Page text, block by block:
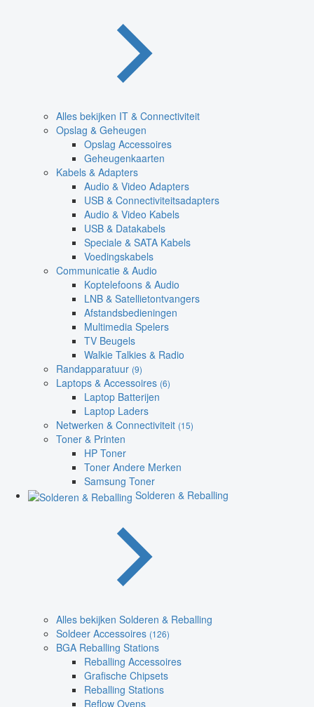
Alles bekijken IT & Connectiviteit
Opslag & Geheugen
Opslag Accessoires
Geheugenkaarten
Kabels & Adapters
Audio & Video Adapters
USB & Connectiviteitsadapters
Audio & Video Kabels
USB & Datakabels
Speciale & SATA Kabels
Voedingskabels
Communicatie & Audio
Koptelefoons & Audio
LNB & Satellietontvangers
Afstandsbedieningen
Multimedia Spelers
TV Beugels
Walkie Talkies & Radio
Randapparatuur (9)
Laptops & Accessoires (6)
Laptop Batterijen
Laptop Laders
Netwerken & Connectiviteit (15)
Toner & Printen
HP Toner
Toner Andere Merken
Samsung Toner
Solderen & Reballing
Alles bekijken Solderen & Reballing
Soldeer Accessoires (126)
BGA Reballing Stations
Reballing Accessoires
Grafische Chipsets
Reballing Stations
Reflow Ovens